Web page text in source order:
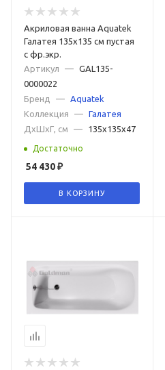
Акриловая ванна Aquatek
Галатея 135x135 см пустая
с фр.экр.
Артикул
— GAL135-
0000022
Бренд
—
Aquatek
Коллекция
— Галатея
ДxШxГ, см
— 135x135x47
Достаточно
54 430₽
В КОРЗИНУ